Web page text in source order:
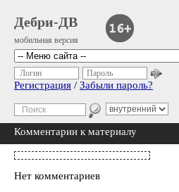
Дебри-ДВ
мобильная версия
Логин Пароль
Регистрация / Забыли пароль?
Комментарии к материалу
Нет комментариев